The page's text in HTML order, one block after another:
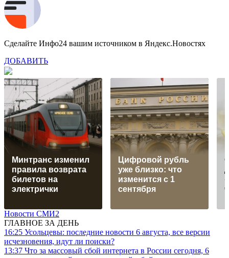
Сделайте Инфо24 вашим источником в Яндекс.Новостях
ДОБАВИТЬ
Минтранс изменил
правила возврата
билетов на
электрички
Цифровой рубль
уже близко: что
изменится с 1
сентября
Новости СМИ2
ГЛАВНОЕ ЗА ДЕНЬ
16:25 Усольцевы: последние новости 6 августа, все версии
исчезновения, идут ли поиски?
13:37 Что за массовый сбой интернета в России сегодня, 6